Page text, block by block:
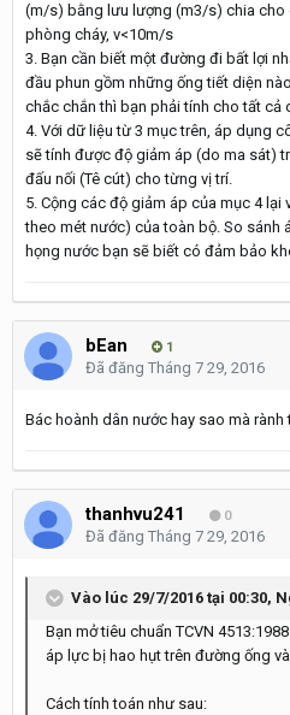
(m/s) bằng lưu lượng (m3/s) chia cho
phòng cháy, v<10m/s
3. Bạn cần biết một đường đi bất lợi
đầu phun gồm những ống tiết diện
chắc chắn thì bạn phải tính cho tất cả
4. Với dữ liệu từ 3 mục trên, áp dụng
sẽ tính được độ giảm áp (do ma sát)
đấu nối (Tê cút) cho từng vị trí.
5. Cộng các độ giảm áp của mục 4 lại
theo mét nước) của toàn bộ. So sánh
họng nước bạn sẽ biết có đảm bảo
bEan 1
Đã đăng Tháng 7 29, 2016
Bác hoành dân nước hay sao mà rành
thanhvu241 0
Đã đăng Tháng 7 29, 2016
Vào lúc 29/7/2016 tại 00:30,
Bạn mở tiêu chuẩn TCVN
áp lực bị hao hụt trên đường ống
Cách tính toán như sau: